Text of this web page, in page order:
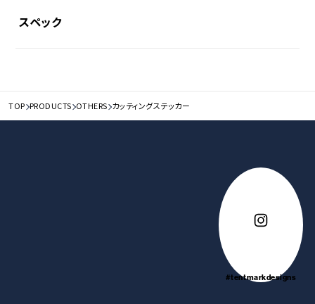
スペック
115×22ｍｍ
TOP PRODUCTS OTHERS カッティングステッカー
#tentmarkdesigns